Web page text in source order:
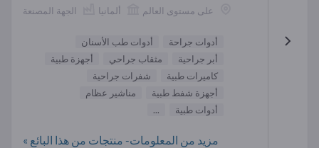
الجهة المصنعة ألمانيا على مستوى العالم
أدوات جراحة
أدوات طب الأسنان
أبر جراحية
مثقاب جراحي
أجهزة طبية
كاميرات طبية
شفرات جراحية
أجهزة شفط طبية
مناشير عظام
أدوات طبية
...
مزيد من المعلومات- منتجات من هذا البائع »